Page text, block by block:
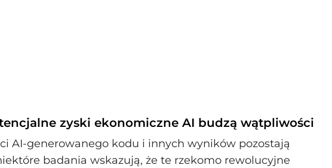
zyski ekonomiczne AI budzą wątpliwości
AI-generowanego kodu i innych wyników pozostają
badania wskazują, że te rzekomo rewolucyjne